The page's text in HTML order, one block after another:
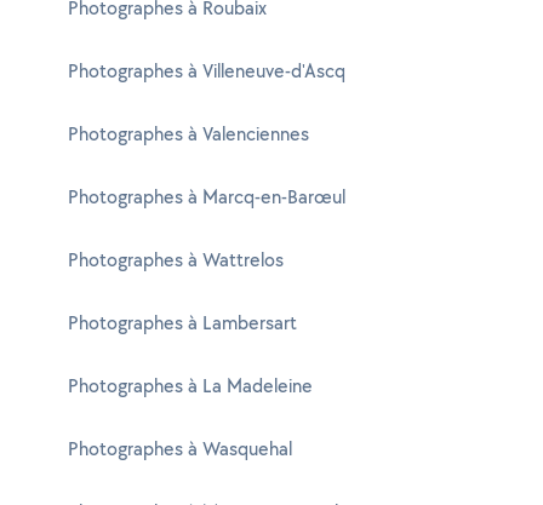
Photographes à Roubaix
Photographes à Villeneuve-d'Ascq
Photographes à Valenciennes
Photographes à Marcq-en-Barœul
Photographes à Wattrelos
Photographes à Lambersart
Photographes à La Madeleine
Photographes à Wasquehal